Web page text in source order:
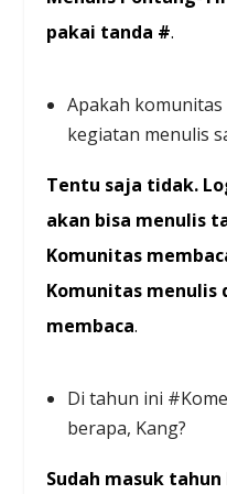
pakai tanda #.
Apakah
kegiatan menulis
Tentu saja tidak.
akan bisa menulis
Komunitas
Komunitas
membaca.
Di tahun ini
berapa, Kang?
Sudah masuk